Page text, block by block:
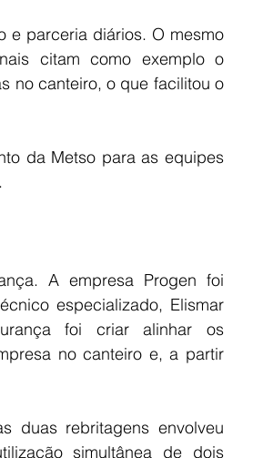
e parceria diários. O mesmo
citam como exemplo o
no canteiro, o que facilitou o
da Metso para as equipes
A empresa Progen foi
especializado, Elismar
foi criar alinhar os
no canteiro e, a partir
duas rebritagens envolveu
simultânea de dois